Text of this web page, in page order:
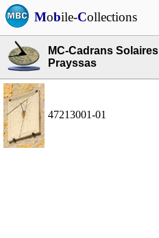
Mobile-Collections
MC-Cadrans Solaires
Prayssas
47213001-01